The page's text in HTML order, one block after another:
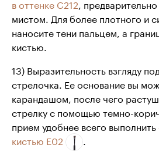
в оттенке С212 ,
мистом. Для более плотного и
наносите тени пальцем, а
кистью.
13) Выразительность взгляду
стрелочка. Ее основание вы
карандашом, после чего
стрелку с помощью темно-
прием удобнее всего выполнить
кистью Е02